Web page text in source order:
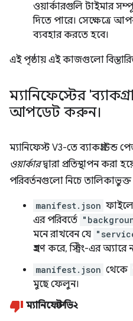
ওয়ার্কারগুলি টাইমার
দিতে পারে। সেক্ষেত্রে
ব্যবহার করতে হবে।
এই পৃষ্ঠায় এই কাজগুলো
ম্যানিফেস্টের
আপডেট করুন।
ম্যানিফেস্ট V3-তে
ওয়ার্কারদ্বারা প্রতিস্থাপন করা
পরিবর্তনগুলো নিচে
manifest.json ফাইলে
এর পরিবর্তে
মনে রাখবেন যে
গ্রহণ করে, স্ট্রিং-এর অ্যারে
manifest.json থেকে
মুছে ফেলুন।
ম্যানিফেস্ট ভি২